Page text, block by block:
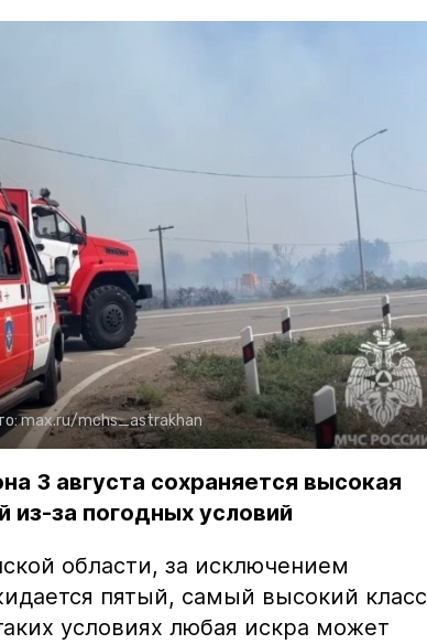
max.ru/mchs_astrakhan
3 августа сохраняется высокая
из-за погодных условий
области, за исключением
пятый, самый высокий класс
условиях любая искра может